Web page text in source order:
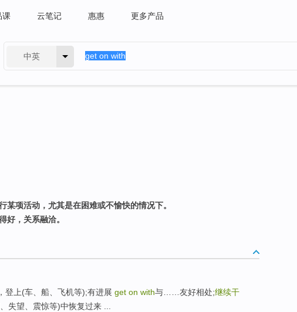
课 云笔记 惠惠 更多产品
中英
某项活动，尤其是在困难或不愉快的情况下。
，关系融洽。
登上(车、船、飞机等);有进展 get on with与……友好相处;继续干
失望、震惊等)中恢复过来 ...